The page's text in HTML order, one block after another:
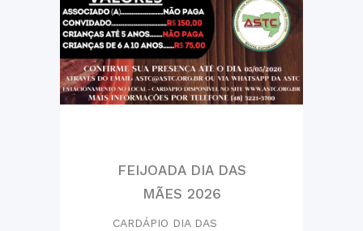
FEIJOADA DIA DAS
MÃES 2026
CARDÁPIO DIA DAS